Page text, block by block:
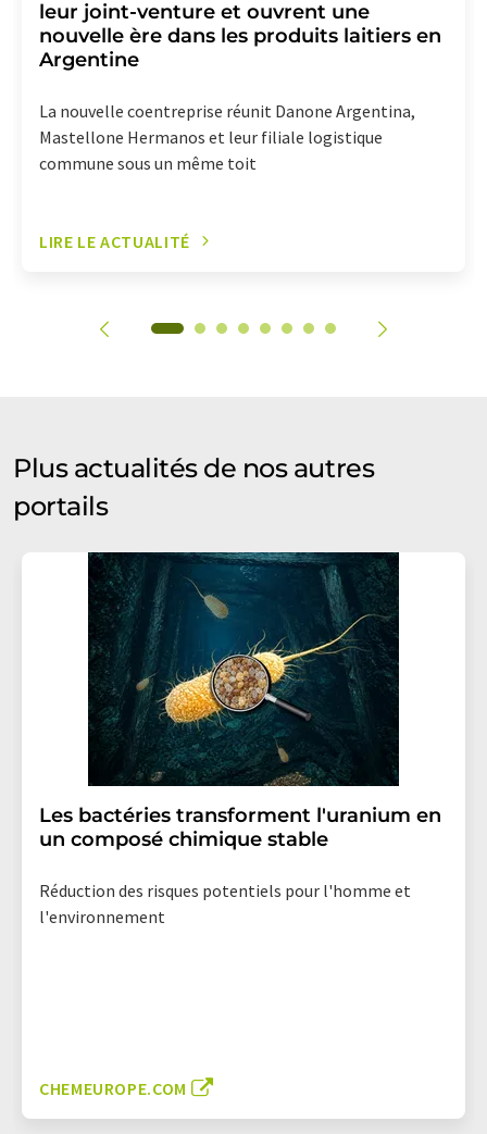
leur joint-venture et ouvrent une
nouvelle ère dans les produits laitiers en
Argentine
La nouvelle coentreprise réunit Danone Argentina,
Mastellone Hermanos et leur filiale logistique
commune sous un même toit
LIRE LE ACTUALITÉ
Plus actualités de nos autres
portails
Les bactéries transforment l'uranium en
un composé chimique stable
Réduction des risques potentiels pour l'homme et
l'environnement
CHEMEUROPE.COM